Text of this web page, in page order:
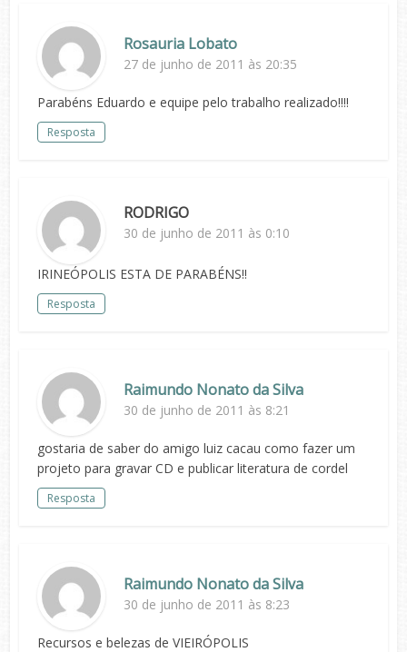
Rosauria Lobato
27 de junho de 2011 às 20:35
Parabéns Eduardo e equipe pelo trabalho realizado!!!!
Resposta
RODRIGO
30 de junho de 2011 às 0:10
IRINEÓPOLIS ESTA DE PARABÉNS!!
Resposta
Raimundo Nonato da Silva
30 de junho de 2011 às 8:21
gostaria de saber do amigo luiz cacau como fazer um
projeto para gravar CD e publicar literatura de cordel
Resposta
Raimundo Nonato da Silva
30 de junho de 2011 às 8:23
Recursos e belezas de VIEIRÓPOLIS